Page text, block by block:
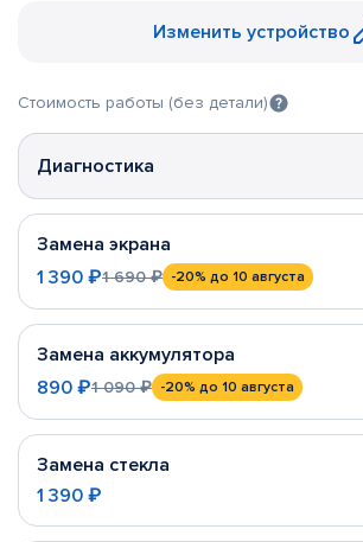
Изменить устройство
Стоимость работы (без детали)
Диагностика
Замена экрана
1 390 ₽1 690 ₽ -20% до 10 августа
Замена аккумулятора
890 ₽1 090 ₽ -20% до 10 августа
Замена стекла
1 390 ₽